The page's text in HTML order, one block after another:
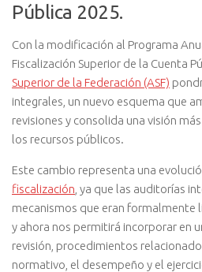
Pública 2025.
Con la modificación al Programa
Fiscalización Superior de la Cuenta
Superior de la Federación (ASF)
integrales, un nuevo esquema que
revisiones y consolida una visión
los recursos públicos.
Este cambio representa una
fiscalización , ya que las auditorías
mecanismos que eran formalmente
y ahora nos permitirá incorporar en
revisión, procedimientos
normativo, el desempeño y el